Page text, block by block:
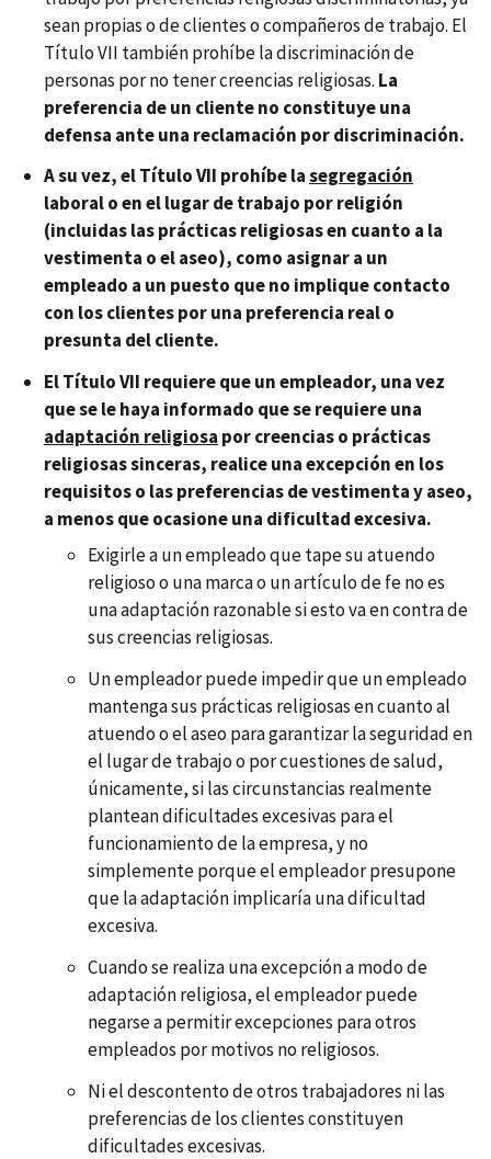
sean propias o de clientes o compañeros de trabajo. El
Título VII también prohíbe la discriminación de
personas por no tener creencias religiosas. La
preferencia de un cliente no constituye una
defensa ante una reclamación por discriminación.
A su vez, el Título VII prohíbe lasegregación
laboral o en el lugar de trabajo por religión
(incluidas las prácticas religiosas en cuanto a la
vestimenta o el aseo), como asignar a un
empleado a un puesto que no implique contacto
con los clientes por una preferencia real o
presunta del cliente.
El Título VII requiere que un empleador, una vez
que se le haya informado que se requiere una
adaptación religiosa por creencias o prácticas
religiosas sinceras, realice una excepción en los
requisitos o las preferencias de vestimenta y aseo,
a menos que ocasione una dificultad excesiva.
Exigirle a un empleado que tape su atuendo
religioso o una marca o un artículo de fe no es
una adaptación razonable si esto va en contra de
sus creencias religiosas.
Un empleador puede impedir que un empleado
mantenga sus prácticas religiosas en cuanto al
atuendo o el aseo para garantizar la seguridad en
el lugar de trabajo o por cuestiones de salud,
únicamente, si las circunstancias realmente
plantean dificultades excesivas para el
funcionamiento de la empresa, y no
simplemente porque el empleador presupone
que la adaptación implicaría una dificultad
excesiva.
Cuando se realiza una excepción a modo de
adaptación religiosa, el empleador puede
negarse a permitir excepciones para otros
empleados por motivos no religiosos.
Ni el descontento de otros trabajadores ni las
preferencias de los clientes constituyen
dificultades excesivas.